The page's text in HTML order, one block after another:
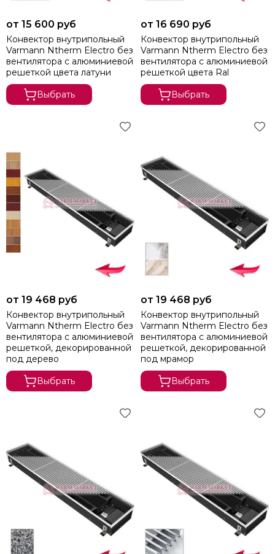
от 15 600 руб
Конвектор внутрипольный
Varmann Ntherm Electro без
вентилятора c алюминиевой
решеткой цвета латуни
Выбрать
от 16 690 руб
Конвектор внутрипольный
Varmann Ntherm Electro без
вентилятора c алюминиевой
решеткой цвета Ral
Выбрать
от 19 468 руб
Конвектор внутрипольный
Varmann Ntherm Electro без
вентилятора c алюминиевой
решеткой, декорированной
под дерево
Выбрать
от 19 468 руб
Конвектор внутрипольный
Varmann Ntherm Electro без
вентилятора c алюминиевой
решеткой, декорированной
под мрамор
Выбрать